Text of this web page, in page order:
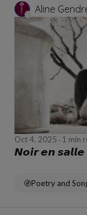
Aline
Oct 4, 2025 1 min
𝙉𝙤𝙞𝙧 𝙚𝙣 𝙨𝙖𝙡𝙡𝙚
Poetry and